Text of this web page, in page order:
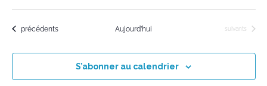
Évènements
précédents Aujourd’hui Évènements
suivants
S’abonner au calendrier